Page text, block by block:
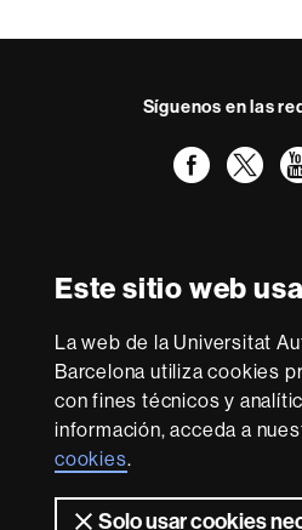
Este sitio web
La web de la Universitat
Barcelona utiliza cookies
con fines técnicos y
información, acceda a
cookies.
Solo usar cookies
o
Síguenos en las
Con la
Sobre
esta